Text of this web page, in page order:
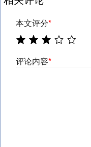
本文评分*
评论内容*